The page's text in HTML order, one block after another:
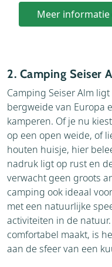
Meer informatie
2. Camping Seiser
Camping Seiser Alm
bergweide van Europa
kamperen. Of je nu
op een open weide, of
houten huisje, hier
nadruk ligt op rust en
verwacht geen groots
camping ook ideaal
met een natuurlijke
activiteiten in de
comfortabel maakt, is
aan de sfeer van een